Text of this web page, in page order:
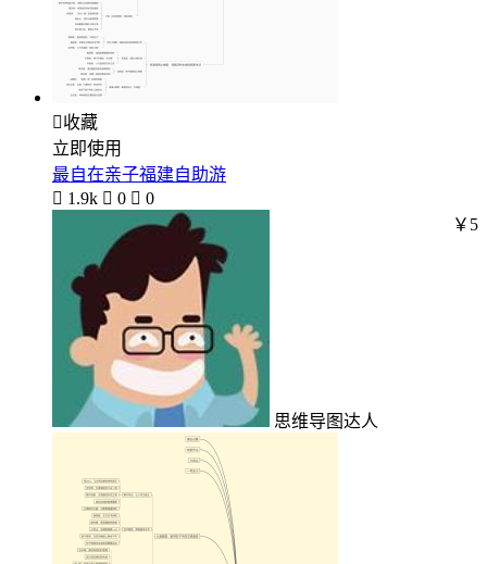
收藏
立即使用
最自在亲子福建自助游
 1.9k  0  0
思维导图达人
￥5